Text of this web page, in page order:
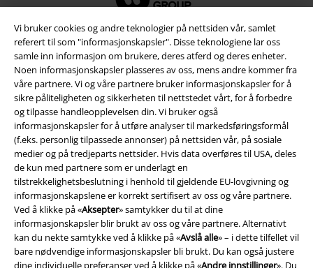
Vi bruker cookies og andre teknologier på nettsiden vår, samlet
referert til som "informasjonskapsler". Disse teknologiene lar oss
samle inn informasjon om brukere, deres atferd og deres enheter.
Noen informasjonskapsler plasseres av oss, mens andre kommer fra
våre partnere. Vi og våre partnere bruker informasjonskapsler for å
sikre påliteligheten og sikkerheten til nettstedet vårt, for å forbedre
og tilpasse handleopplevelsen din. Vi bruker også
informasjonskapsler for å utføre analyser til markedsføringsformål
(f.eks. personlig tilpassede annonser) på nettsiden vår, på sosiale
medier og på tredjeparts nettsider. Hvis data overføres til USA, deles
de kun med partnere som er underlagt en
tilstrekkelighetsbeslutning i henhold til gjeldende EU-lovgivning og
informasjonskapslene er korrekt sertifisert av oss og våre partnere.
Ved å klikke på «Aksepter» samtykker du til at dine
informasjonskapsler blir brukt av oss og våre partnere. Alternativt
kan du nekte samtykke ved å klikke på «Avslå alle» – i dette tilfellet vil
bare nødvendige informasjonskapsler bli brukt. Du kan også justere
dine individuelle preferanser ved å klikke på «Andre innstillinger». Du
Juridisk informasjon/Vilkår
Vilkår
Impressum
Konfidensialitetserklæring